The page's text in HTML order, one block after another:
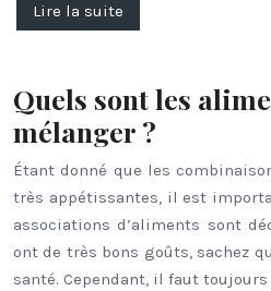
Lire la suite
Quels sont les
mélanger ?
Étant donné que les
très appétissantes, il est
associations d’aliments sont
ont de très bons goûts, sachez
santé. Cependant, il faut